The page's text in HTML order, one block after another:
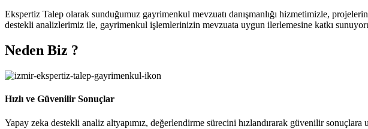
Ekspertiz Talep olarak sunduğumuz gayrimenkul mevzuatı danışmanlığı hizmetimizle,
destekli analizlerimiz ile, gayrimenkul işlemlerinizin mevzuata uygun ilerlemesine katkı
Neden Biz ?
Hızlı ve Güvenilir Sonuçlar
Yapay zeka destekli analiz altyapımız, değerlendirme sürecini hızlandırarak güvenilir